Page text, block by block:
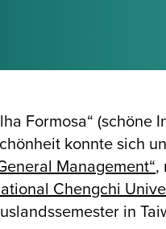
Formosa“
konnte sich
Management“,
Chengchi
in